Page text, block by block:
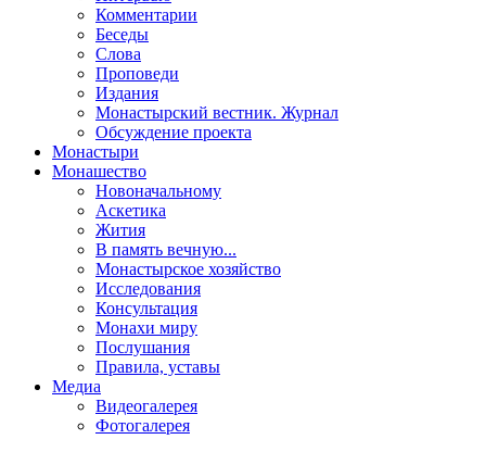
Комментарии
Беседы
Слова
Проповеди
Издания
Монастырский вестник. Журнал
Обсуждение проекта
Монастыри
Монашество
Новоначальному
Аскетика
Жития
В память вечную...
Монастырское хозяйство
Исследования
Консультация
Монахи миру
Послушания
Правила, уставы
Медиа
Видеогалерея
Фотогалерея